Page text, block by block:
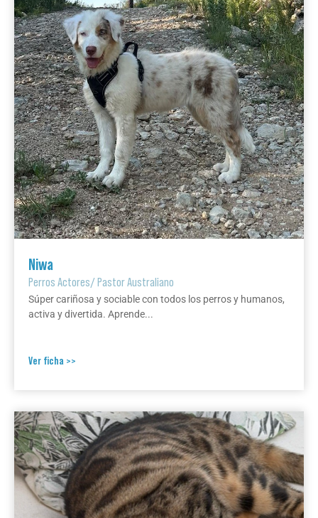
Niwa
Perros Actores/Pastor Australiano
Súper cariñosa y sociable con todos los perros y humanos,
activa y divertida. Aprende...
Ver ficha >>